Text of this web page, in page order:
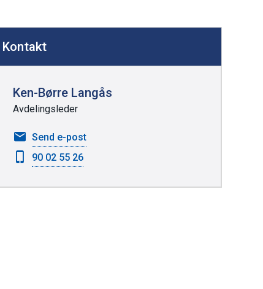
Kontakt
Ken-Børre Langås
Avdelingsleder
Send e-posttil
Ken-
90 02 55 26